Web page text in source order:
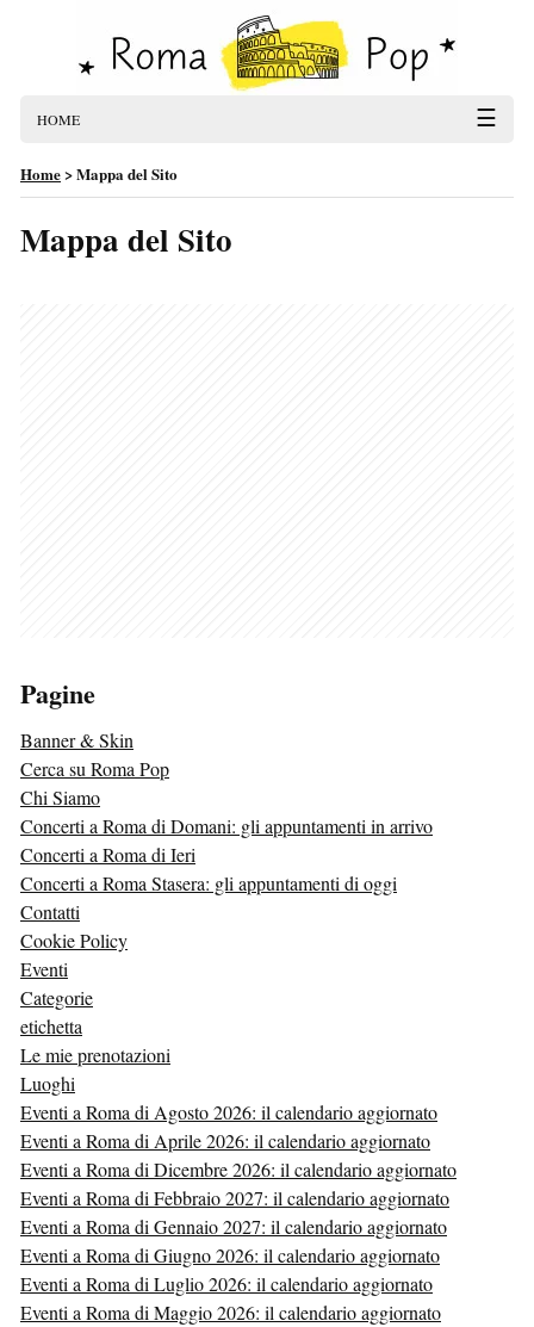
HOME ☰
Home>Mappa del Sito
Mappa del Sito
Pagine
Banner & Skin
Cerca su Roma Pop
Chi Siamo
Concerti a Roma di Domani: gli appuntamenti in arrivo
Concerti a Roma di Ieri
Concerti a Roma Stasera: gli appuntamenti di oggi
Contatti
Cookie Policy
Eventi
Categorie
etichetta
Le mie prenotazioni
Luoghi
Eventi a Roma di Agosto 2026: il calendario aggiornato
Eventi a Roma di Aprile 2026: il calendario aggiornato
Eventi a Roma di Dicembre 2026: il calendario aggiornato
Eventi a Roma di Febbraio 2027: il calendario aggiornato
Eventi a Roma di Gennaio 2027: il calendario aggiornato
Eventi a Roma di Giugno 2026: il calendario aggiornato
Eventi a Roma di Luglio 2026: il calendario aggiornato
Eventi a Roma di Maggio 2026: il calendario aggiornato